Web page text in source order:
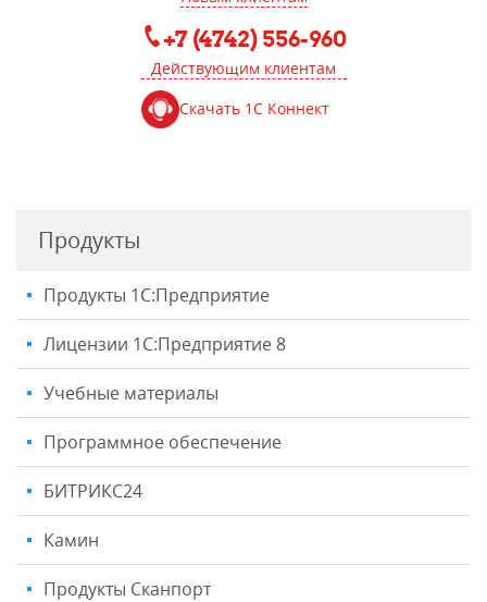
+7 (4742) 556-960
Действующим клиентам
Скачать 1С Коннект
Продукты
Продукты 1С:Предприятие
Лицензии 1С:Предприятие 8
Учебные материалы
Программное обеспечение
БИТРИКС24
Камин
Продукты Сканпорт